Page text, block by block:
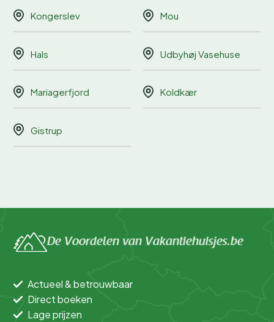
Kongerslev Mou
Hals Udbyhøj Vasehuse
Mariagerfjord Koldkær
Gistrup
De Voordelen van Vakantiehuisjes.be
Actueel & betrouwbaar
Direct boeken
Lage prijzen